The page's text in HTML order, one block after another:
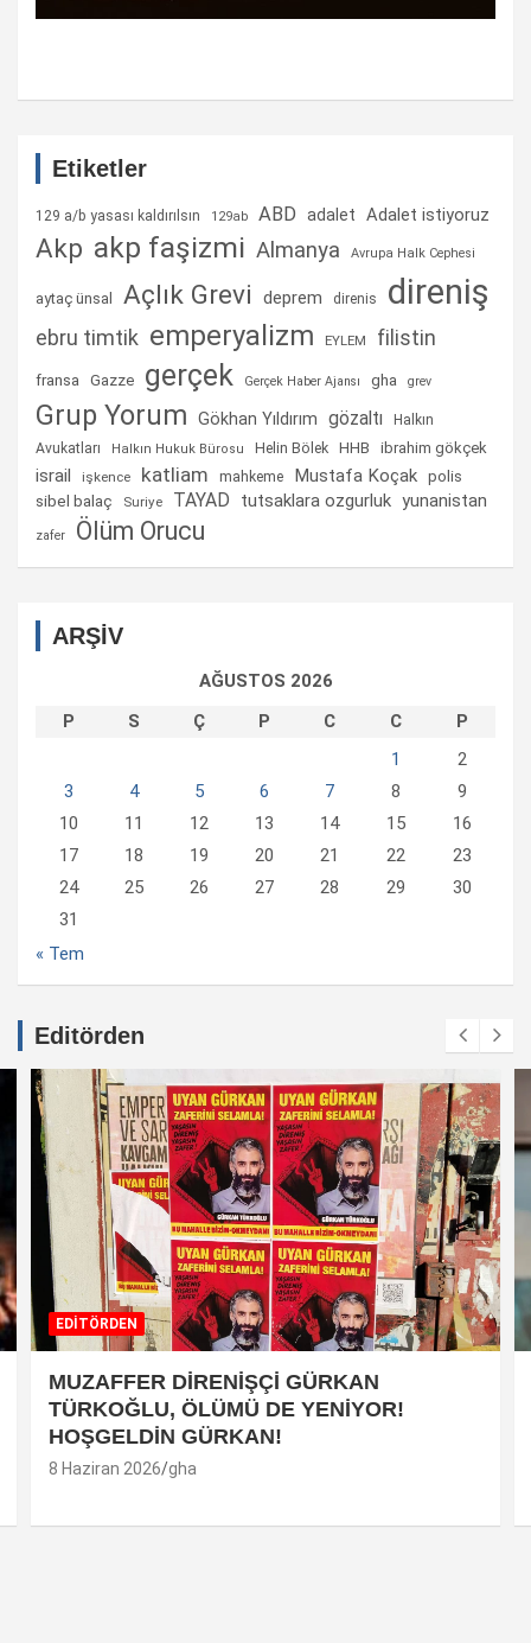
Etiketler
129 a/b yasası kaldırılsın 129ab ABD adalet Adalet istiyoruz
Akp akp faşizmi Almanya Avrupa Halk Cephesi
aytaç ünsal Açlık Grevi deprem direnis direniş
ebru timtik emperyalizm EYLEM filistin
fransa Gazze gerçek Gerçek Haber Ajansı gha grev
Grup Yorum Gökhan Yıldırım gözaltı
Halkın
Avukatları
Halkın Hukuk Bürosu Helin Bölek HHB ibrahim gökçek
israil işkence katliam mahkeme Mustafa Koçak polis
sibel balaç Suriye TAYAD tutsaklara ozgurluk yunanistan
zafer Ölüm Orucu
ARŞİV
AĞUSTOS 2026
P
S Ç P C C
P
1
2
3
4 5 6 7 8
9
10
11 12 13 14 15
16
17
18 19 20 21 22
23
24
25 26 27 28 29
30
31
« Tem
Editörden
EDİTÖRDEN
MUZAFFER DİRENİŞÇİ GÜRKAN
TÜRKOĞLU, ÖLÜMÜ DE YENİYOR!
HOŞGELDİN GÜRKAN!
8 Haziran 2026 gha